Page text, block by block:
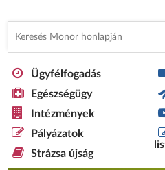
Ügyfélfogadás
Egészségügy
Intézmények
Pályázatok
Strázsa újság